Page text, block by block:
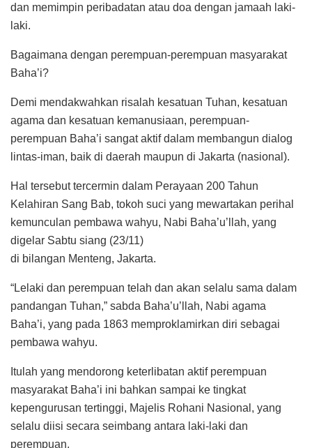
dan memimpin peribadatan atau doa dengan jamaah laki-
laki.
Bagaimana dengan perempuan-perempuan masyarakat
Baha’i?
Demi mendakwahkan risalah kesatuan Tuhan, kesatuan
agama dan kesatuan kemanusiaan, perempuan-
perempuan Baha’i sangat aktif dalam membangun dialog
lintas-iman, baik di daerah maupun di Jakarta (nasional).
Hal tersebut tercermin dalam Perayaan 200 Tahun
Kelahiran Sang Bab, tokoh suci yang mewartakan perihal
kemunculan pembawa wahyu, Nabi Baha’u’llah, yang
digelar Sabtu siang (23/11)
di bilangan Menteng, Jakarta.
“Lelaki dan perempuan telah dan akan selalu sama dalam
pandangan Tuhan,” sabda Baha’u’llah, Nabi agama
Baha’i, yang pada 1863 memproklamirkan diri sebagai
pembawa wahyu.
Itulah yang mendorong keterlibatan aktif perempuan
masyarakat Baha’i ini bahkan sampai ke tingkat
kepengurusan tertinggi, Majelis Rohani Nasional, yang
selalu diisi secara seimbang antara laki-laki dan
perempuan.